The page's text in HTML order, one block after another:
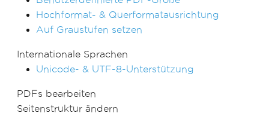
Hochformat- & Querformatausrichtung
Auf Graustufen setzen
Internationale Sprachen
Unicode- & UTF-8-Unterstützung
PDFs bearbeiten
Seitenstruktur ändern